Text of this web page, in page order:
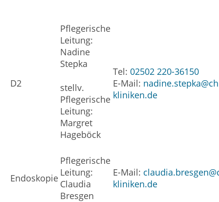
D2
Pflegerische
Leitung:
Nadine
Stepka
stellv.
Pflegerische
Leitung:
Margret
Hageböck
Tel: 02502 220-36150
E-Mail:
kliniken.de
Endoskopie
Pflegerische
Leitung:
Claudia
Bresgen
E-Mail:
kliniken.de